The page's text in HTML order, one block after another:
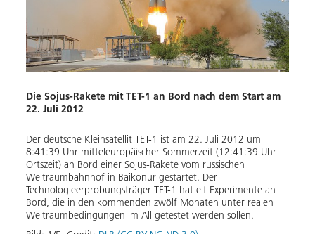
Die Sojus-Rakete mit TET-1 an Bord nach dem Start am
22. Juli 2012
Der deutsche Kleinsatellit TET-1 ist am 22. Juli 2012 um
8:41:39 Uhr mitteleuropäischer Sommerzeit (12:41:39 Uhr
Ortszeit) an Bord einer Sojus-Rakete vom russischen
Weltraumbahnhof in Baikonur gestartet. Der
Technologieerprobungsträger TET-1 hat elf Experimente an
Bord, die in den kommenden zwölf Monaten unter realen
Weltraumbedingungen im All getestet werden sollen.